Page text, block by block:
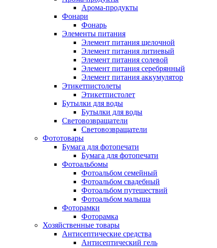
Арома-продукты
Фонари
Фонарь
Элементы питания
Элемент питания щелочной
Элемент питания литиевый
Элемент питания солевой
Элемент питания серебрянный
Элемент питания аккумулятор
Этикетпистолеты
Этикетпистолет
Бутылки для воды
Бутылки для воды
Световозвращатели
Световозвращатели
Фототовары
Бумага для фотопечати
Бумага для фотопечати
Фотоальбомы
Фотоальбом семейный
Фотоальбом свадебный
Фотоальбом путешествий
Фотоальбом малыша
Фоторамки
Фоторамка
Хозяйственные товары
Антисептические средства
Антисептический гель